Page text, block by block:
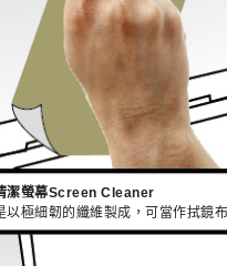
潔螢幕Screen Cleaner
以極細韌的纖維製成，可當作拭鏡